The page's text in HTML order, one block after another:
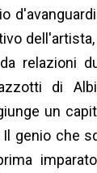
relazioni
di
un
genio che